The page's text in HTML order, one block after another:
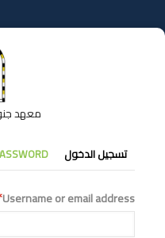
إلى
المحتوى
معهد
التبويبات
الأساسية
تسجيل الدخول
Username or email address